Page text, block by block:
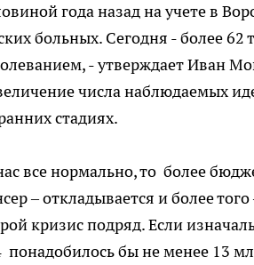
года назад на учете в
больных. Сегодня - более 62
- утверждает Иван
числа наблюдаемых
стадиях.
все нормально, то более
– откладывается и более
кризис подряд. Если
бы не менее 13